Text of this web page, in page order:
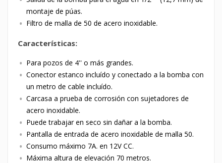
montaje de púas.
Filtro de malla de 50 de acero inoxidable.
Características:
Para pozos de 4'' o más grandes.
Conector estanco incluído y conectado a la bomba con
un metro de cable incluído.
Carcasa a prueba de corrosión con sujetadores de
acero inoxidable.
Puede trabajar en seco sin dañar a la bomba.
Pantalla de entrada de acero inoxidable de malla 50.
Consumo máximo 7A. en 12V CC.
Máxima altura de elevación 70 metros.